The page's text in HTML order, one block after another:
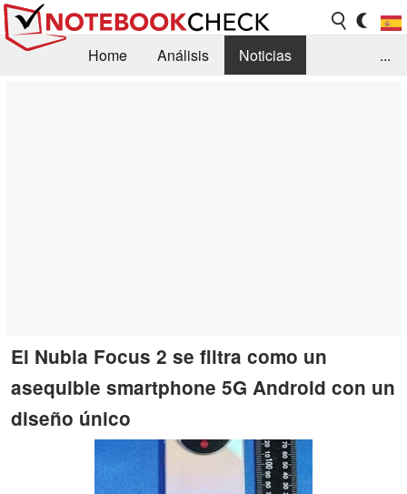
Home Análisis
Noticias
...
El Nubia Focus 2 se filtra como un
asequible smartphone 5G Android con un
diseño único